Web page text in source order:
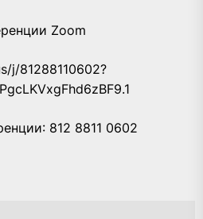
Zoom
j/81288110602?
812 8811 0602